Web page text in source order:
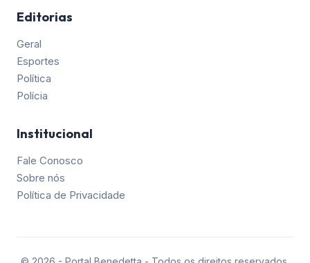
Editorias
Geral
Esportes
Política
Polícia
Institucional
Fale Conosco
Sobre nós
Política de Privacidade